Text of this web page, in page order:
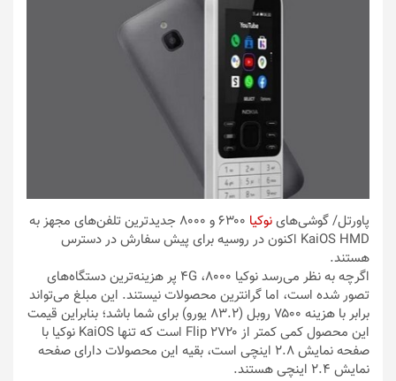
پاورتل/ گوشی‌هاینوکیا
۶۳۰۰ و ۸۰۰۰ جدیدترین تلفن‌های مجهز به
KaiOS HMD اکنون در روسیه برای پیش سفارش در دسترس
هستند.
اگرچه به نظر می‌رسد نوکیا ۸۰۰۰، ۴G پر هزینه‌ترین دستگاه‌های
تصور شده است، اما گرانترین محصولات نیستند. این مبلغ می‌تواند
برابر با هزینه ۷۵۰۰ روبل (۸۳.۲ یورو) برای شما باشد؛ بنابراین قیمت
این محصول کمی کمتر از ۲۷۲۰ Flip است که تنها KaiOS نوکیا با
صفحه نمایش ۲.۸ اینچی است، بقیه این محصولات دارای صفحه
نمایش ۲.۴ اینچی هستند.